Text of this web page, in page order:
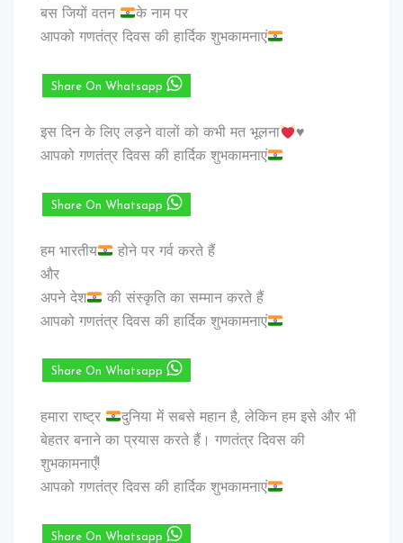
बस जियों वतन
के नाम पर
आपको गणतंत्र दिवस की हार्दिक शुभकामनाएं
Share On Whatsapp
इस दिन के लिए लड़ने वालों को कभी मत भूलना
♥️
आपको गणतंत्र दिवस की हार्दिक शुभकामनाएं
Share On Whatsapp
हम भारतीय
होने पर गर्व करते हैं
और
अपने देश
की संस्कृति का सम्मान करते हैं
आपको गणतंत्र दिवस की हार्दिक शुभकामनाएं
Share On Whatsapp
हमारा राष्ट्र
दुनिया में सबसे महान है, लेकिन हम इसे और भी
बेहतर बनाने का प्रयास करते हैं। गणतंत्र दिवस की
शुभकामनाएँ!
आपको गणतंत्र दिवस की हार्दिक शुभकामनाएं
Share On Whatsapp